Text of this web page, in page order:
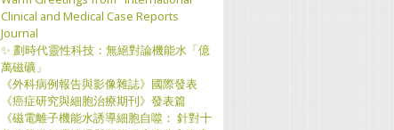
Clinical and Medical Case Reports
Journal
​✨ 劃時代靈性科技：無絕對論機能水「億
萬磁礦」
《外科病例報告與影像雜誌》國際發表
《癌症研究與細胞治療期刊》發表篇
《磁電離子機能水誘導細胞自噬： 針對十